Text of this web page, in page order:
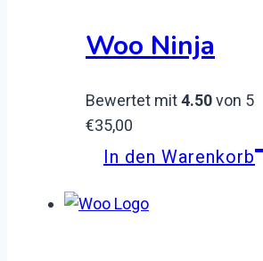
Woo Ninja
Bewertet mit4.50von 5
€35,00
In den Warenkorb